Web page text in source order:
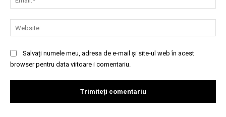
Salvați numele meu, adresa de e-mail și site-ul web în acest
browser pentru data viitoare i comentariu.